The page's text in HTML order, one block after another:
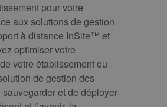
pour votre
aux solutions de gestion
à distance InSite™ et
optimiser votre
votre établissement ou
de gestion des
et de déployer